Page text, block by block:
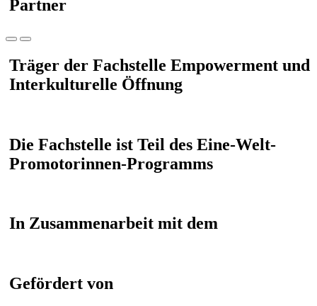
Partner
Träger der Fachstelle Empowerment und
Interkulturelle Öffnung
Die Fachstelle ist Teil des Eine-Welt-
Promotorinnen-Programms
In Zusammenarbeit mit dem
Gefördert von